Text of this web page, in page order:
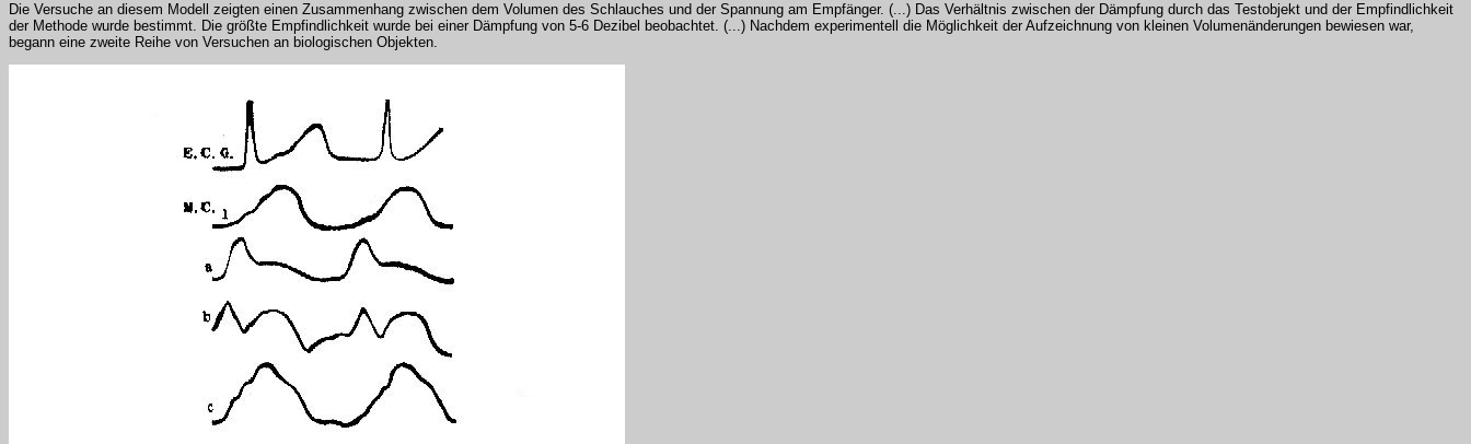
Die Versuche an diesem Modell zeigten einen Zusammenhang zwischen dem Volumen des Schlauches und der Spannung am Empfänger. (...) Das Verhältnis zwischen der Dämpfung durch das Testobjekt und der Empfindlichkeit
der Methode wurde bestimmt. Die größte Empfindlichkeit wurde bei einer Dämpfung von 5-6 Dezibel beobachtet. (...) Nachdem experimentell die Möglichkeit der Aufzeichnung von kleinen Volumenänderungen bewiesen war,
begann eine zweite Reihe von Versuchen an biologischen Objekten.